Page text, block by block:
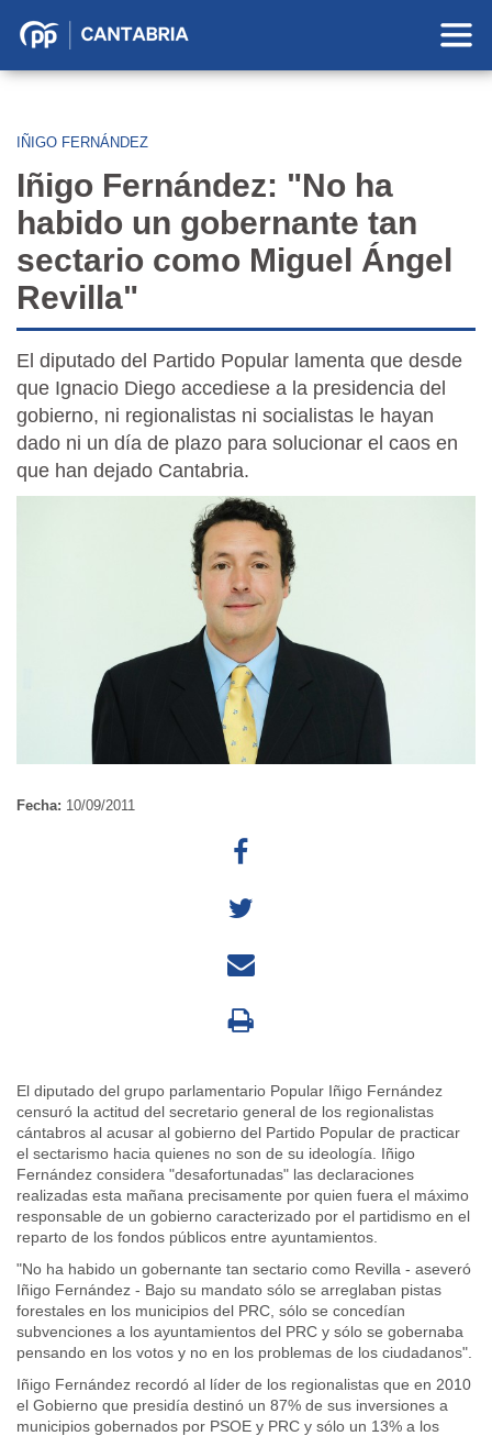
Partido
Cantabria
IÑIGO FERNÁNDEZ
Iñigo Fernández: "No ha
habido un gobernante tan
sectario como Miguel Ángel
Revilla"
El diputado del Partido Popular lamenta que desde
que Ignacio Diego accediese a la presidencia del
gobierno, ni regionalistas ni socialistas le hayan
dado ni un día de plazo para solucionar el caos en
que han dejado Cantabria.
Fecha: 10/09/2011
El diputado del grupo parlamentario Popular Iñigo Fernández
censuró la actitud del secretario general de los regionalistas
cántabros al acusar al gobierno del Partido Popular de practicar
el sectarismo hacia quienes no son de su ideología. Iñigo
Fernández considera "desafortunadas" las declaraciones
realizadas esta mañana precisamente por quien fuera el máximo
responsable de un gobierno caracterizado por el partidismo en el
reparto de los fondos públicos entre ayuntamientos.
"No ha habido un gobernante tan sectario como Revilla - aseveró
Iñigo Fernández - Bajo su mandato sólo se arreglaban pistas
forestales en los municipios del PRC, sólo se concedían
subvenciones a los ayuntamientos del PRC y sólo se gobernaba
pensando en los votos y no en los problemas de los ciudadanos".
Iñigo Fernández recordó al líder de los regionalistas que en 2010
el Gobierno que presidía destinó un 87% de sus inversiones a
municipios gobernados por PSOE y PRC y sólo un 13% a los